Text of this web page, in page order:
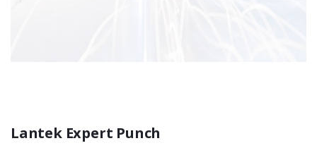
Lantek Expert Punch